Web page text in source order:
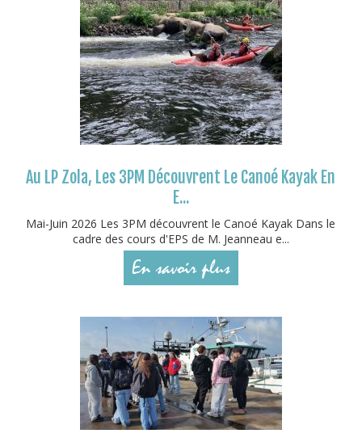
Au LP Zola, Les 3PM Découvrent Le Canoé Kayak En
E...
Mai-Juin 2026 Les 3PM découvrent le Canoé Kayak Dans le
cadre des cours d'EPS de M. Jeanneau e...
En savoir plus